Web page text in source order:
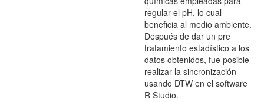
regular el pH, lo cual
beneficia al medio ambiente.
Después de dar un pre
tratamiento estadístico a los
datos obtenidos, fue posible
realizar la sincronización
usando DTW en el software
R Studio.